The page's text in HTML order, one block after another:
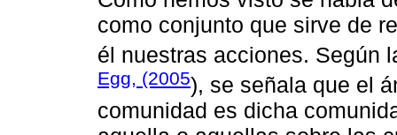
como conjunto que sirve de
él nuestras acciones. Según
Egg, (2005), se señala que el
comunidad es dicha